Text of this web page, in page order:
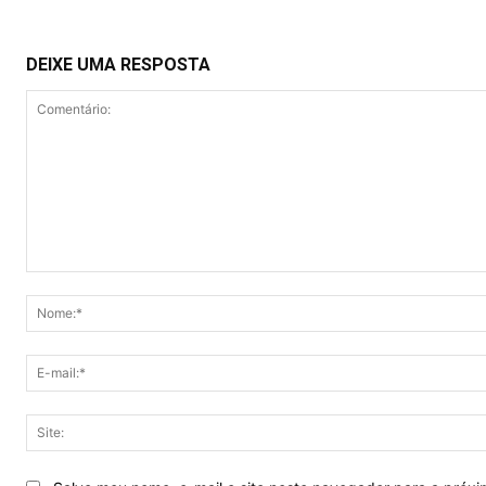
DEIXE UMA RESPOSTA